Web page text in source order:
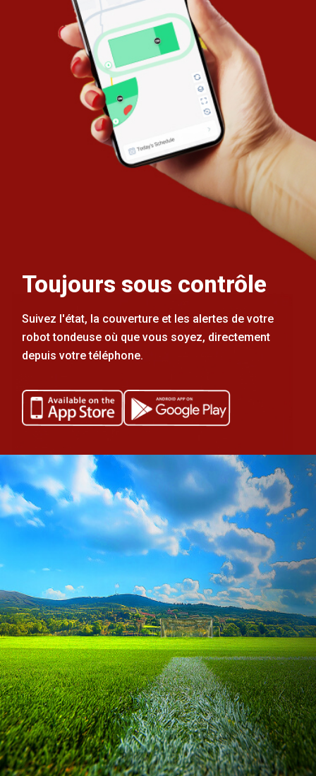
Toujours sous contrôle
Suivez l'état, la couverture et les alertes de votre
robot tondeuse où que vous soyez, directement
depuis votre téléphone.